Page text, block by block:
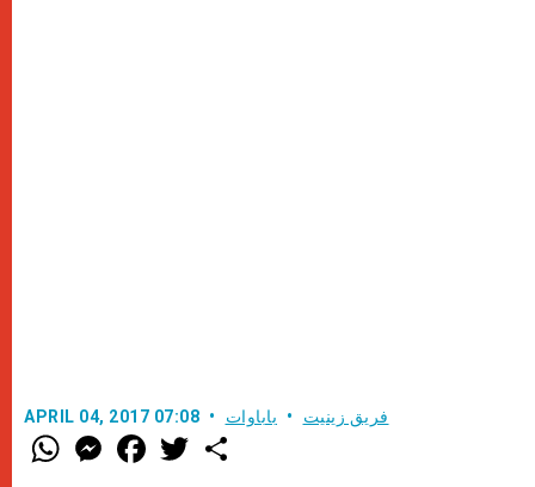
APRIL 04, 2017 07:08 فريق زينيت باباوات
W
h
M
e
F
a w